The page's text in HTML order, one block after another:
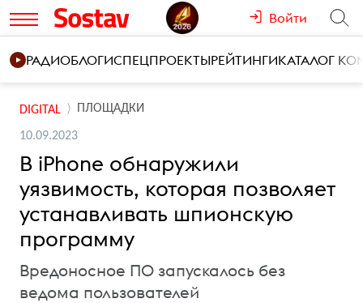
Войти
РАДИОБЛОГИСПЕЦПРОЕКТЫРЕЙТИНГИКАТАЛОГ
DIGITAL ПЛОЩАДКИ
10.09.2023
В iPhone обнаружили
уязвимость, которая позволяет
устанавливать шпионскую
программу
Вредоносное ПО запускалось без
ведома пользователей